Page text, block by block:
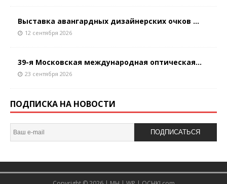
Выставка авангардных дизайнерских очков ...
12 сентября 2026
39-я Московская международная оптическая...
23 сентября 2026
ПОДПИСКА НА НОВОСТИ
ПОДПИСАТЬСЯ